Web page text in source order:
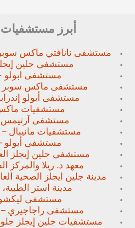
أبرز مستشفيات
مستشفى نانافتي ماكس سوبر
مستشفى جلين
مستشفى ابولو
مستشفى ماكس
مستشفى أبولو
مستشفيات
مستشفى آرتيمس
مستشفيات مانيبال –
مستشفى أبولو –
مستشفى جلين إيجلز
معهد د. ريلا والمركز
مدينة جلين ايجلز الصحية
مدينة استر الطبية،
مستشفى
مستشفى راجاجيري –
مستشفيات جلين إيجلز